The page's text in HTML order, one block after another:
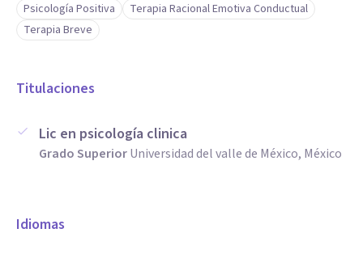
Psicología Positiva
Terapia Racional Emotiva Conductual
Terapia Breve
Titulaciones
Lic en psicología clinica
Grado SuperiorUniversidad del valle de México, México
Idiomas